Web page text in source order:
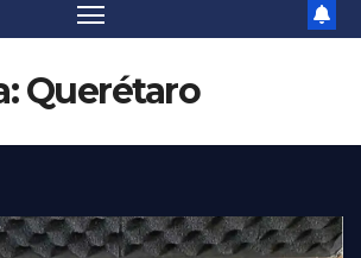
Querétaro